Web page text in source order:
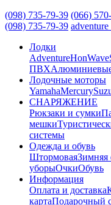
(098) 735-79-39 (066)
(098) 735-79-39
Лодки
AdventureHonWave
ПВХ
Лодочные моторы
YamahaMercury
СНАРЯЖЕНИЕ
Рюкзаки и сумки
мешки
системы
Одежда и обувь
ШтормоваяЗимняя
уборыОчкиОбувь
Информация
Оплата и доставка
картаПодарочный